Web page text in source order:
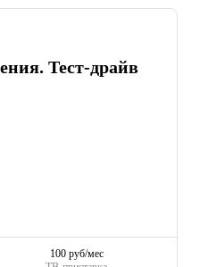
Тест-драйв
100 руб/мес